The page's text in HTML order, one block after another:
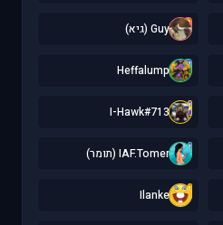
G Guy (גיא)
H
Heffalump
I
I-Hawk#713
I IAF.Tomer (תומר)
I
Ilanke